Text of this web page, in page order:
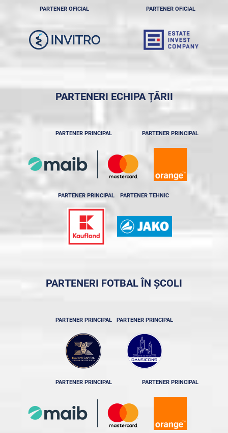
PARTENER OFICIAL PARTENER OFICIAL
PARTENERI ECHIPA ȚĂRII
PARTENER PRINCIPAL PARTENER PRINCIPAL
PARTENER PRINCIPAL PARTENER TEHNIC
PARTENERI FOTBAL ÎN ȘCOLI
PARTENER PRINCIPAL PARTENER PRINCIPAL
PARTENER PRINCIPAL PARTENER PRINCIPAL